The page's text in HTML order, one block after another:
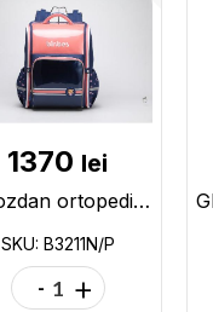
1370 lei
Ghiozdan ortopedic navy/pink B3211N/P
SKU: B3211N/P
- +